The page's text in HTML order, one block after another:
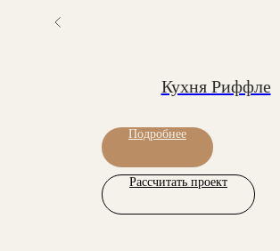
Кухня Риффле
Подробнее
Рассчитать проект